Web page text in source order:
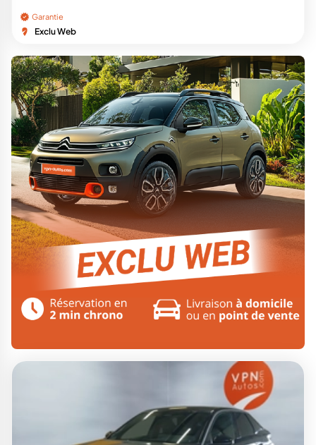
Garantie
Exclu Web